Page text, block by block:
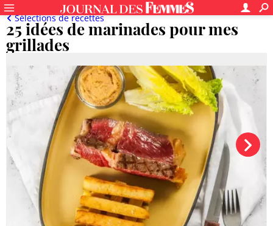
25 idées de marinades pour mes
grillades
Sélections de recettes